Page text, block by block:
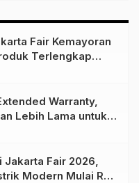
Fair Kemayoran
Terlengkap
Warranty,
Lebih Lama untuk
Fair 2026,
Modern Mulai Rp